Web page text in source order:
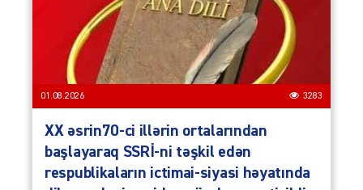
01.08.2026 3283
XX əsrin70-ci illərin ortalarından
başlayaraq SSRİ-ni təşkil edən
respublikaların ictimai-siyasi həyatında